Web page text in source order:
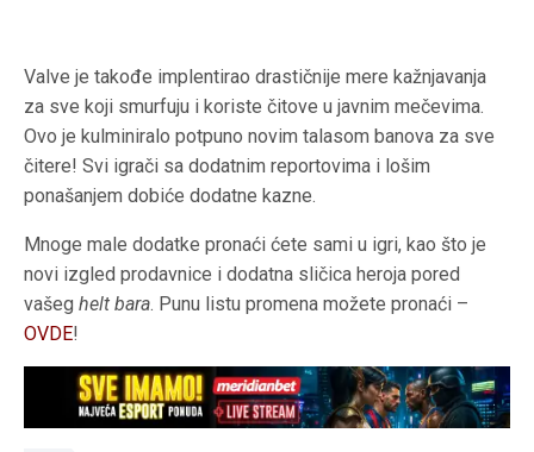
Valve je takođe implentirao drastičnije mere kažnjavanja
za sve koji smurfuju i koriste čitove u javnim mečevima.
Ovo je kulminiralo potpuno novim talasom banova za sve
čitere! Svi igrači sa dodatnim reportovima i lošim
ponašanjem dobiće dodatne kazne.
Mnoge male dodatke pronaći ćete sami u igri, kao što je
novi izgled prodavnice i dodatna sličica heroja pored
vašeghelt bara. Punu listu promena možete pronaći –
OVDE!